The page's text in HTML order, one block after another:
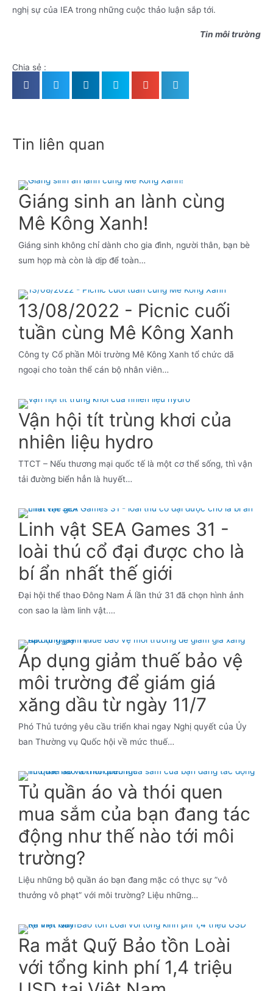
nghị sự của IEA trong những cuộc thảo luận sắp tới.
Tin môi trường
Chia sẻ :
Tin liên quan
Giáng sinh an lành cùng
Mê Kông Xanh!
Giáng sinh không chỉ dành cho gia đình, người thân, bạn bè
sum họp mà còn là dịp để toàn…
13/08/2022 - Picnic cuối
tuần cùng Mê Kông Xanh
Công ty Cổ phần Môi trường Mê Kông Xanh tổ chức dã
ngoại cho toàn thể cán bộ nhân viên…
Vận hội tít trùng khơi của
nhiên liệu hydro
TTCT – Nếu thương mại quốc tế là một cơ thể sống, thì vận
tải đường biển hẳn là huyết…
Linh vật SEA Games 31 -
loài thú cổ đại được cho là
bí ẩn nhất thế giới
Đại hội thể thao Đông Nam Á lần thứ 31 đã chọn hình ảnh
con sao la làm linh vật.…
Áp dụng giảm thuế bảo vệ
môi trường để giám giá
xăng dầu từ ngày 11/7
Phó Thủ tướng yêu cầu triển khai ngay Nghị quyết của Ủy
ban Thường vụ Quốc hội về mức thuế…
Tủ quần áo và thói quen
mua sắm của bạn đang tác
động như thế nào tới môi
trường?
Liệu những bộ quần áo bạn đang mặc có thực sự ”vô
thưởng vô phạt” với môi trường? Liệu những…
Ra mắt Quỹ Bảo tồn Loài
với tổng kinh phí 1,4 triệu